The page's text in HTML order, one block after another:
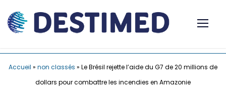
Accueil » non classés » Le Brésil rejette l’aide du G7 de 20 millions de
dollars pour combattre les incendies en Amazonie